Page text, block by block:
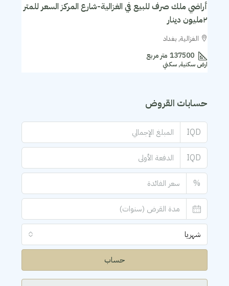
أراضي ملك صرف للبيع في الغزالية-شارع المركز السعر للمتر
٢مليون دينار
الغزالية, بغداد
137500 متر مربع
ارض سكنية, سكني
حسابات القروض
IQD
IQD
%
شهريا
حساب